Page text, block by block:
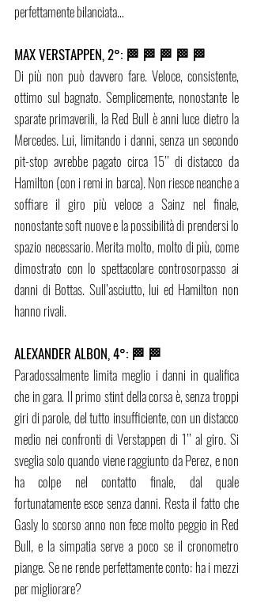
perfettamente bilanciata…
MAX VERSTAPPEN, 2°: 🏁 🏁 🏁 🏁 🏁
Di più non può davvero fare. Veloce, consistente,
ottimo sul bagnato. Semplicemente, nonostante le
sparate primaverili, la Red Bull è anni luce dietro la
Mercedes. Lui, limitando i danni, senza un secondo
pit-stop avrebbe pagato circa 15’’ di distacco da
Hamilton (con i remi in barca). Non riesce neanche a
soffiare il giro più veloce a Sainz nel finale,
nonostante soft nuove e la possibilità di prendersi lo
spazio necessario. Merita molto, molto di più, come
dimostrato con lo spettacolare controsorpasso ai
danni di Bottas. Sull’asciutto, lui ed Hamilton non
hanno rivali.
ALEXANDER ALBON, 4°: 🏁 🏁
Paradossalmente limita meglio i danni in qualifica
che in gara. Il primo stint della corsa è, senza troppi
giri di parole, del tutto insufficiente, con un distacco
medio nei confronti di Verstappen di 1’’ al giro. Si
sveglia solo quando viene raggiunto da Perez, e non
ha colpe nel contatto finale, dal quale
fortunatamente esce senza danni. Resta il fatto che
Gasly lo scorso anno non fece molto peggio in Red
Bull, e la simpatia serve a poco se il cronometro
piange. Se ne rende perfettamente conto: ha i mezzi
per migliorare?